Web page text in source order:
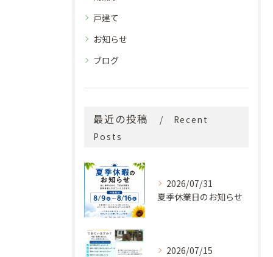
戸建て
お知らせ
ブログ
最近の投稿
Recent
Posts
2026/07/31
夏季休業日のお知らせ
2026/07/15